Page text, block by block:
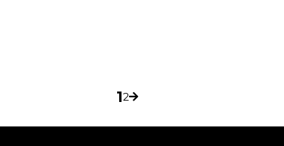
pagination
Page
1Page
2
Page